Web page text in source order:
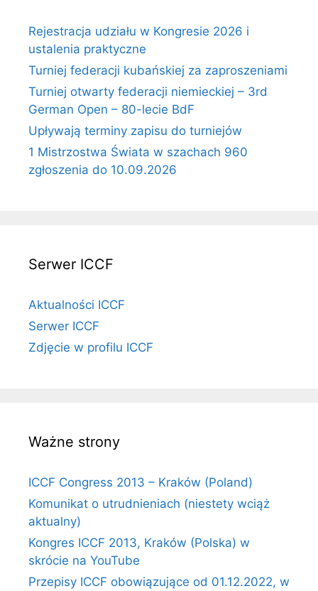
Rejestracja udziału w Kongresie 2026 i
ustalenia praktyczne
Turniej federacji kubańskiej za zaproszeniami
Turniej otwarty federacji niemieckiej – 3rd
German Open – 80-lecie BdF
Upływają terminy zapisu do turniejów
1 Mistrzostwa Świata w szachach 960
zgłoszenia do 10.09.2026
Serwer ICCF
Aktualności ICCF
Serwer ICCF
Zdjęcie w profilu ICCF
Ważne strony
ICCF Congress 2013 – Kraków (Poland)
Komunikat o utrudnieniach (niestety wciąż
aktualny)
Kongres ICCF 2013, Kraków (Polska) w
skrócie na YouTube
Przepisy ICCF obowiązujące od 01.12.2022, w